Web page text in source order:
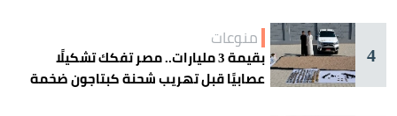
4
منوعات
بقيمة 3 مليارات.. مصر تفكك تشكيلًا
عصابيًا قبل تهريب شحنة كبتاجون ضخمة